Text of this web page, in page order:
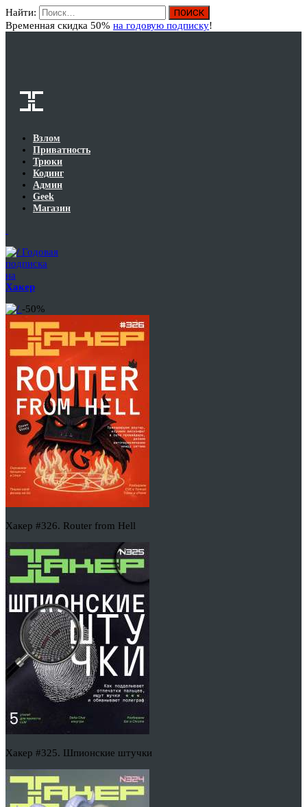
Найти:
Временная скидка 50% на годовую подписку!
Взлом
Приватность
Трюки
Кодинг
Админ
Geek
Магазин
Годовая
подписка
на
Хакер
-50%
Хакер #326. Router from Hell
Хакер #325. Шпионские штучки